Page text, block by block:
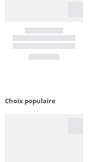
Choix populaire